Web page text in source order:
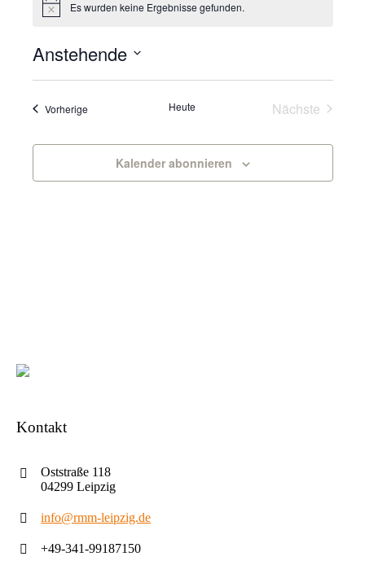
HinweisEs wurden keine Ergebnisse gefunden.
Anstehende
VorherigeVeranstaltungen Heute Nächste
Kalender abonnieren
Kontakt
Oststraße 118
04299 Leipzig
info@rmm-leipzig.de
+49-341-99187150